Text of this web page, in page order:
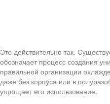
Это действительно так.
обозначает процесс создания
правильной организации
даже без корпуса или в
упрощает его использование.